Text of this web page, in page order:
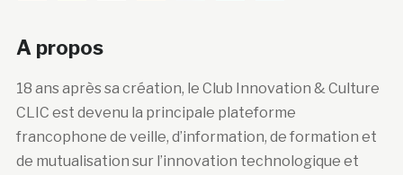
A propos
18 ans après sa création, le Club Innovation & Culture
CLIC est devenu la principale plateforme
francophone de veille, d’information, de formation et
de mutualisation sur l’innovation technologique et